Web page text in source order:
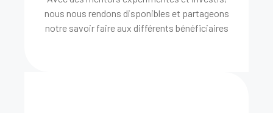
nous nous rendons disponibles et partageons
notre savoir faire aux différents bénéficiaires